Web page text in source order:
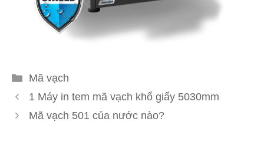
Danh
mục
Mã vạch
1 Máy in tem mã vạch khổ giấy 5030mm
Mã vạch 501 của nước nào?